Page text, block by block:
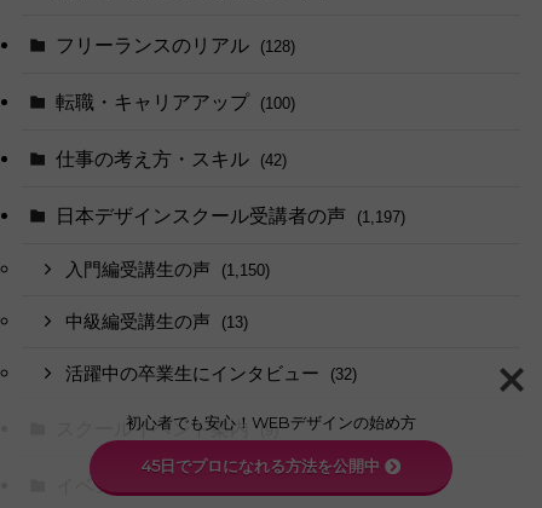
フリーランスのリアル (128)
転職・キャリアアップ (100)
仕事の考え方・スキル (42)
日本デザインスクール受講者の声 (1,197)
入門編受講生の声 (1,150)
中級編受講生の声 (13)
活躍中の卒業生にインタビュー (32)
スクールイベント案内 (9)
イベントレポート・体験記
初心者でも安心！WEBデザインの始め方
45日でプロになれる方法を公開中